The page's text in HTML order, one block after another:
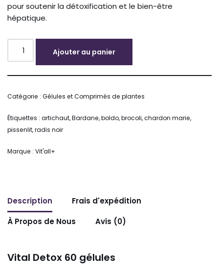
pour soutenir la détoxification et le bien-être
hépatique.
Ajouter au panier
Catégorie : Gélules et Comprimés de plantes
Étiquettes : artichaut,Bardane,boldo,brocoli,chardon marie,
pissenlit,radis noir
Marque : Vit'all+
Description
Frais d'expédition
À Propos de Nous
Avis (0)
Vital Detox 60 gélules